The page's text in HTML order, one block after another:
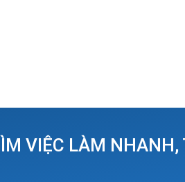
VIỆC LÀM NHANH,